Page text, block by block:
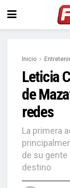
Inicio
Leticia
de
redes
La primera
de su gente
destino